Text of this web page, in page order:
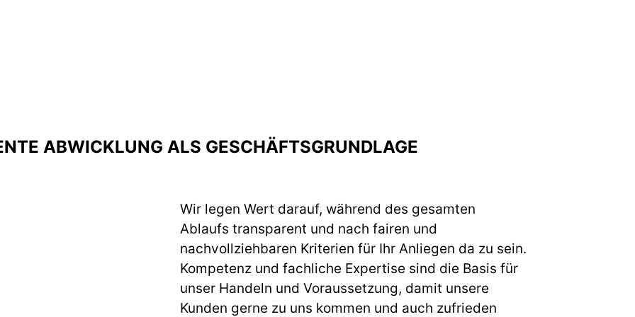
ABWICKLUNG ALS GESCHÄFTSGRUNDLAGE
Wir legen Wert darauf, während des gesamten
Ablaufs transparent und nach fairen und
nachvollziehbaren Kriterien für Ihr Anliegen da zu sein.
Kompetenz und fachliche Expertise sind die Basis für
unser Handeln und Voraussetzung, damit unsere
Kunden gerne zu uns kommen und auch zufrieden